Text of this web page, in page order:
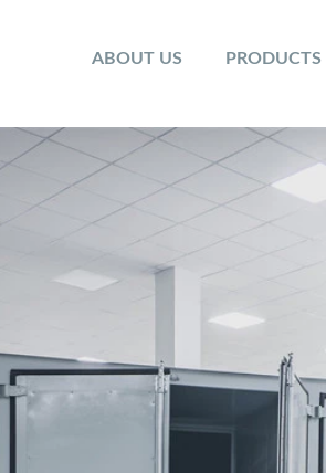
ABOUT US PRODUCTS